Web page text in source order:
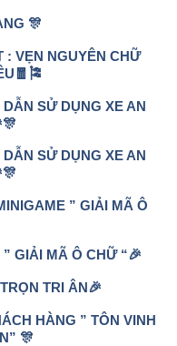
🎊
: VẸN NGUYÊN CHỮ
SỬ DỤNG XE AN
SỬ DỤNG XE AN
” GIẢI MÃ Ô
GIẢI MÃ Ô CHỮ “🎉
TRI ÂN🎉
HÀNG ” TÔN VINH
🎊